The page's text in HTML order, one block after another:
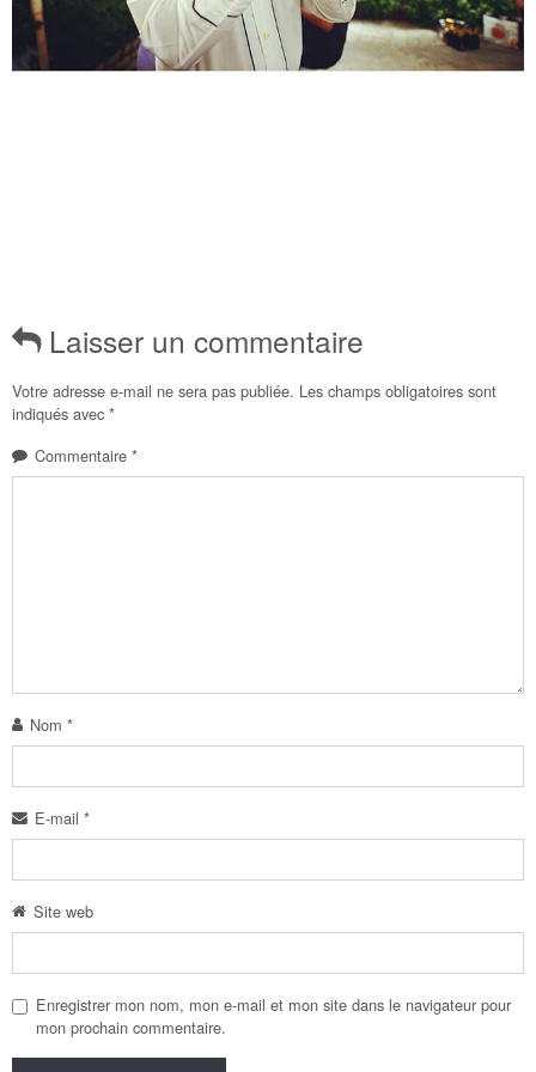
Laisser un commentaire
Votre adresse e-mail ne sera pas publiée. Les champs obligatoires sont
indiqués avec *
Commentaire *
Nom *
E-mail *
Site web
Enregistrer mon nom, mon e-mail et mon site dans le navigateur pour
mon prochain commentaire.